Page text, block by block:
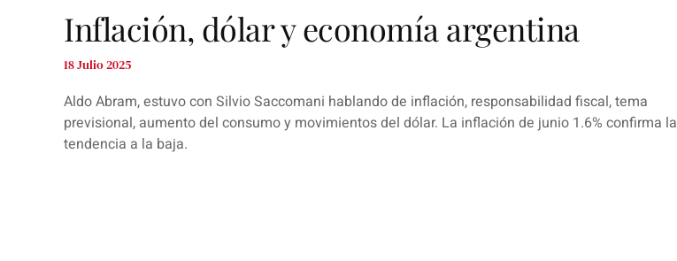
Inflación, dólar y economía argentina
18 Julio 2025
Aldo Abram, estuvo con Silvio Saccomani hablando de inflación, responsabilidad fiscal, tema
previsional, aumento del consumo y movimientos del dólar. La inflación de junio 1.6% confirma la
tendencia a la baja.